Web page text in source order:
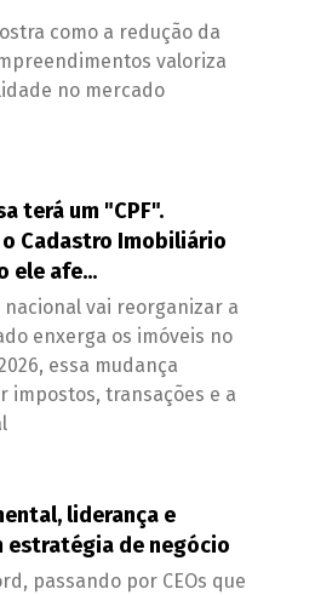
como a redução da
valoriza
no mercado
terá um "CPF".
o Cadastro Imobiliário
ele afe...
vai reorganizar a
enxerga os imóveis no
essa mudança
impostos, transações e a
liderança e
estratégia de negócio
passando por CEOs que